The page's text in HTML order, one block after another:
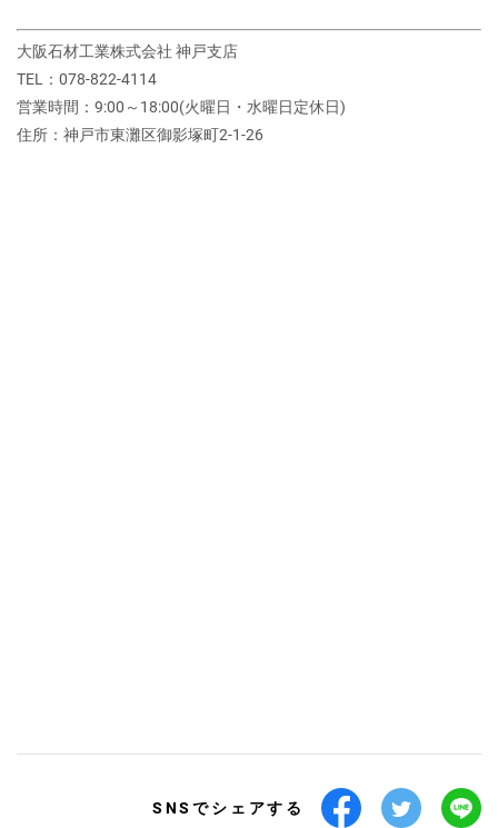
大阪石材工業株式会社 神戸支店
TEL：078-822-4114
営業時間：9:00～18:00(火曜日・水曜日定休日)
住所：神戸市東灘区御影塚町2‐1‐26
SNSでシェアする